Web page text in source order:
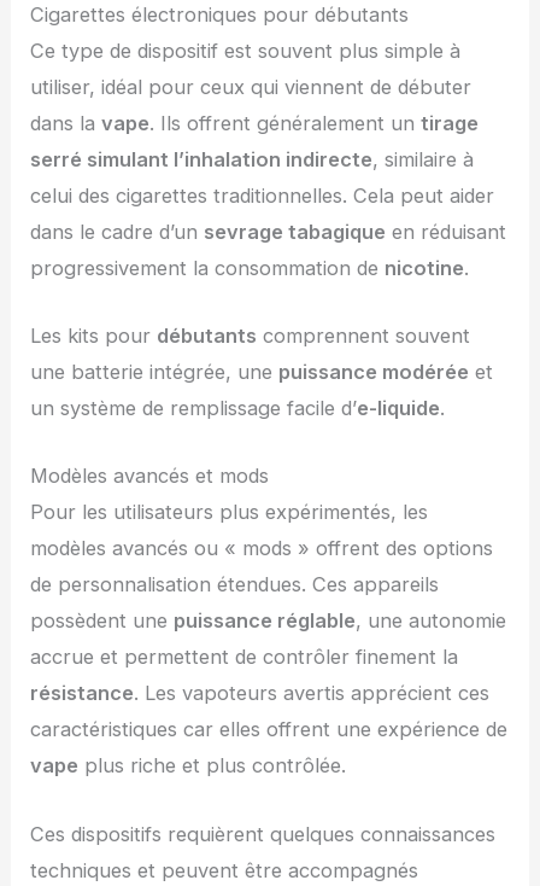
Cigarettes électroniques pour débutants
Ce type de dispositif est souvent plus simple à
utiliser, idéal pour ceux qui viennent de débuter
dans lavape. Ils offrent généralement untirage
serré simulant l’inhalation indirecte, similaire à
celui des cigarettes traditionnelles. Cela peut aider
dans le cadre d’un sevrage tabagique en réduisant
progressivement la consommation de nicotine.
Les kits pour débutants comprennent souvent
une batterie intégrée, une puissance modérée et
un système de remplissage facile d’e-liquide.
Modèles avancés et mods
Pour les utilisateurs plus expérimentés, les
modèles avancés ou « mods » offrent des options
de personnalisation étendues. Ces appareils
possèdent une puissance réglable, une autonomie
accrue et permettent de contrôler finement la
résistance. Les vapoteurs avertis apprécient ces
caractéristiques car elles offrent une expérience de
vape plus riche et plus contrôlée.
Ces dispositifs requièrent quelques connaissances
techniques et peuvent être accompagnés